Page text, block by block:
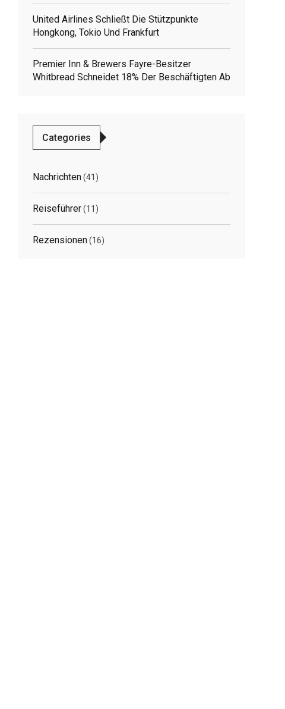
United Airlines Schließt Die Stützpunkte
Hongkong, Tokio Und Frankfurt
Premier Inn & Brewers Fayre-Besitzer
Whitbread Schneidet 18% Der Beschäftigten Ab
Categories
Nachrichten(41)
Reiseführer(11)
Rezensionen(16)